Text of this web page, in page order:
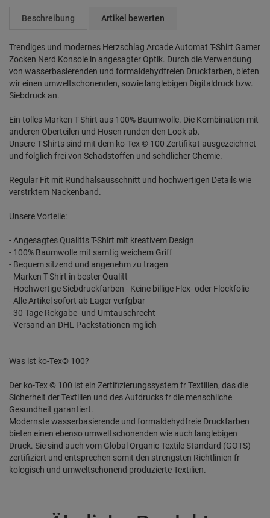
Beschreibung Artikel bewerten
Trendiges und modernes Herzschlag Arcade Automat T-Shirt Gamer
Zocken Nerd Konsole in angesagter Optik. Durch die Verwendung
von wasserbasierenden und formaldehydfreien Druckfarben, bieten
wir einen umweltschonenden, sowie langlebigen Digitaldruck bzw.
Siebdruck an.
Ein tolles Marken T-Shirt aus 100% Baumwolle. Die Kombination mit
anderen Oberteilen und Hosen runden den Look ab.
Unsere T-Shirts sind mit dem ko-Tex © 100 Zertifikat ausgezeichnet
und folglich frei von Schadstoffen und schdlicher Chemie.
Regular Fit mit Rundhalsausschnitt und hochwertigen Details wie
verstrktem Nackenband.
Unsere Vorteile:
- Angesagtes Qualitts T-Shirt mit kreativem Design
- 100% Baumwolle mit samtig weichem Griff
- Bequem sitzend und angenehm zu tragen
- Marken T-Shirt in bester Qualitt
- Hochwertige Siebdruckfarben - Keine billige Flex- oder Flockfolie
- Alle Artikel sofort ab Lager verfgbar
- 30 Tage Rckgabe- und Umtauschrecht
- Versand an DHL Packstationen mglich
Was ist ko-Tex© 100?
Der ko-Tex © 100 ist ein Zertifizierungssystem fr Textilien, das die
Sicherheit der Textilien und des Aufdrucks fr die menschliche
Gesundheit garantiert.
Modernste wasserbasierende und formaldehydfreie Druckfarben
bieten einen ebenso umweltschonenden wie auch langlebigen
Druck. Sie sind auch vom Global Organic Textile Standard (GOTS)
zertifiziert und entsprechen somit den strengsten Richtlinien fr
kologisch und umweltschonend produzierte Textilien.